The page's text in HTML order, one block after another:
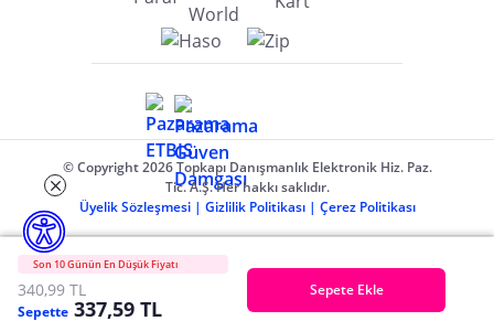
Son 10 Günün En Düşük Fiyatı
340,99 TL
Sepette 337,59 TL
Sepete Ekle
© Copyright 2026 Topkapı Danışmanlık Elektronik Hiz. Paz.
Tic. A.Ş. Her hakkı saklıdır.
Üyelik Sözleşmesi | Gizlilik Politikası | Çerez Politikası